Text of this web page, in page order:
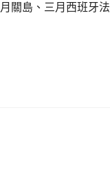
關島、三月西班牙法